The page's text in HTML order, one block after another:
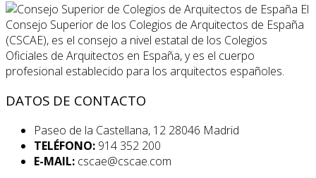
El
Consejo Superior de los Colegios de Arquitectos de España
(CSCAE), es el consejo a nivel estatal de los Colegios
Oficiales de Arquitectos en España, y es el cuerpo
profesional establecido para los arquitectos españoles.
DATOS DE CONTACTO
Paseo de la Castellana, 12 28046 Madrid
TELÉFONO: 914 352 200
E-MAIL: cscae@cscae.com